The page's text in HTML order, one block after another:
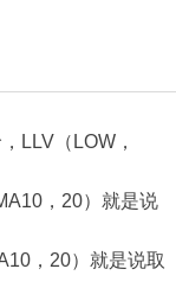
LLV（LOW，
，20）就是说
，20）就是说取